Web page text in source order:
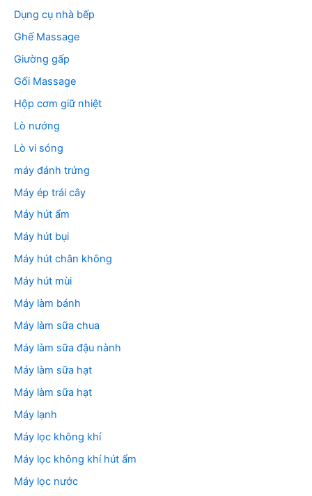
Dụng cụ nhà bếp
Ghế Massage
Giường gấp
Gối Massage
Hộp cơm giữ nhiệt
Lò nướng
Lò vi sóng
máy đánh trứng
Máy ép trái cây
Máy hút ẩm
Máy hút bụi
Máy hút chân không
Máy hút mùi
Máy làm bánh
Máy làm sữa chua
Máy làm sữa đậu nành
Máy làm sữa hạt
Máy làm sữa hạt
Máy lạnh
Máy lọc không khí
Máy lọc không khí hút ẩm
Máy lọc nước